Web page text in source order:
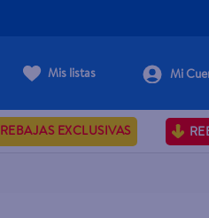
Mis listas
REBAJAS EXCLUSIVAS